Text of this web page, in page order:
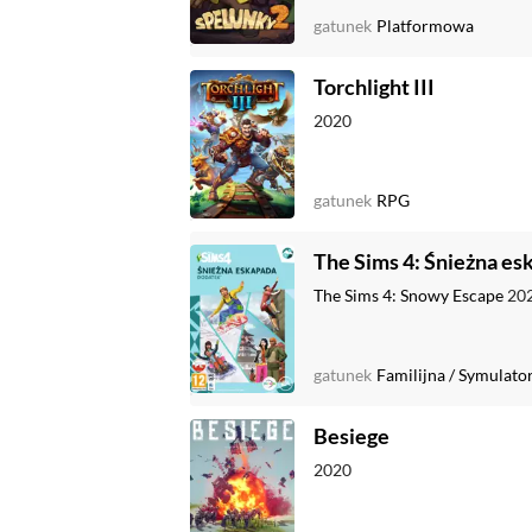
gatunek Platformowa
Torchlight III
2020
gatunek RPG
The Sims 4: Śnieżna
The Sims 4: Snowy Escape
gatunek Familijna/
Besiege
2020